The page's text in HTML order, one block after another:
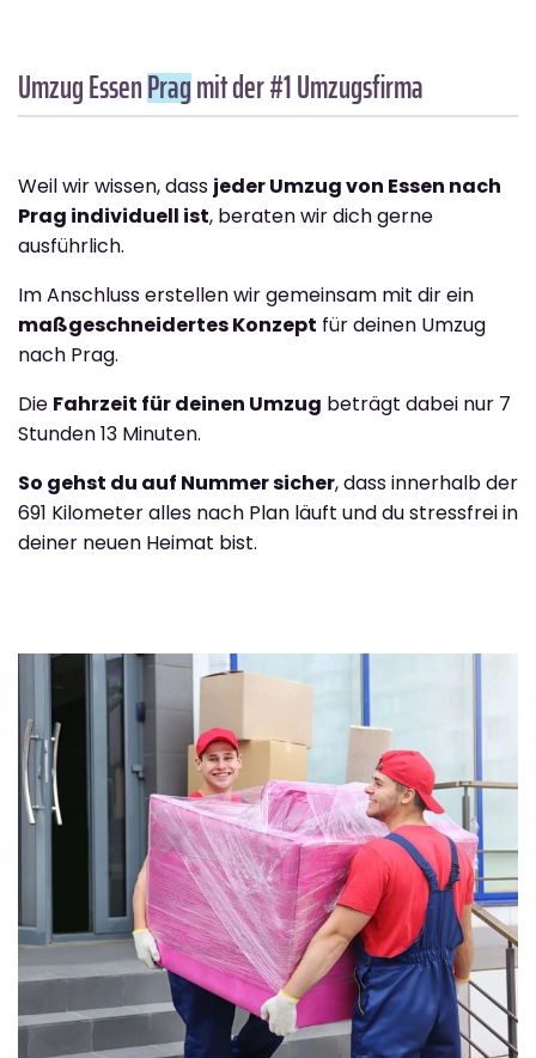
Umzug EssenPragmit der #1 Umzugsfirma
Weil wir wissen, dass jeder Umzug von Essen nach
Prag individuell ist, beraten wir dich gerne
ausführlich.
Im Anschluss erstellen wir gemeinsam mit dir ein
maßgeschneidertes Konzept für deinen Umzug
nach Prag.
Die Fahrzeit für deinen Umzug beträgt dabei nur 7
Stunden 13 Minuten.
So gehst du auf Nummer sicher, dass innerhalb der
691 Kilometer alles nach Plan läuft und du stressfrei in
deiner neuen Heimat bist.